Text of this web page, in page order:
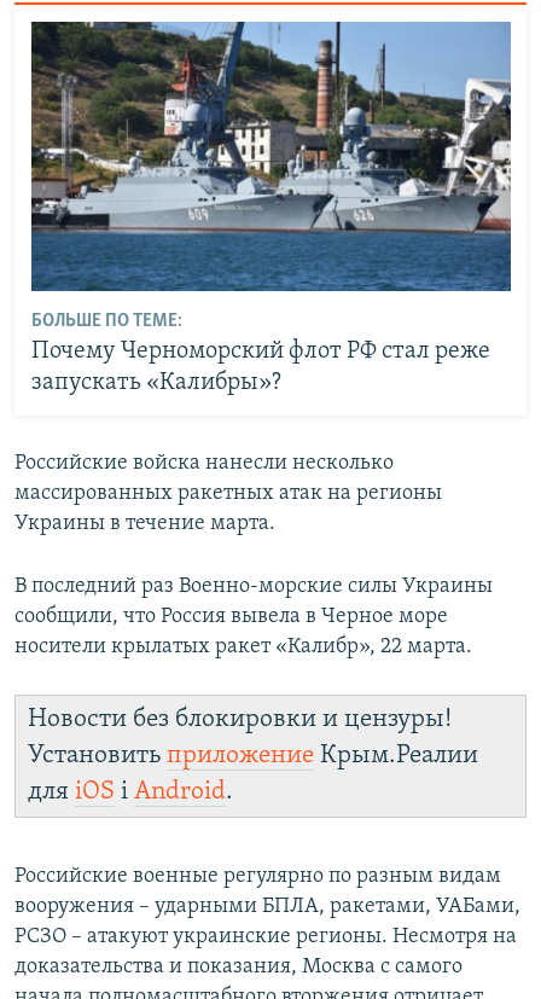
БОЛЬШЕ ПО ТЕМЕ:
Почему Черноморский флот РФ стал реже
запускать «Калибры»?
Российские войска нанесли несколько
массированных ракетных атак на регионы
Украины в течение марта.
В последний раз Военно-морские силы Украины
сообщили, что Россия вывела в Черное море
носители крылатых ракет «Калибр», 22 марта.
Новости без блокировки и цензуры!
Установить приложение Крым.Реалии
для iOS і Android.
Российские военные регулярно по разным видам
вооружения – ударными БПЛА, ракетами, УАБами,
РСЗО – атакуют украинские регионы. Несмотря на
доказательства и показания, Москва с самого